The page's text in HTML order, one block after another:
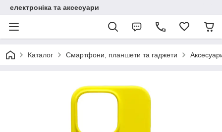
електроніка та аксесуари
Каталог Смартфони, планшети та гаджети